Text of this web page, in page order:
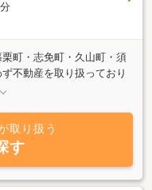
町・志免町・久山町・須
不動産を取り扱っており
タッフ一同一生懸命に誠
下さい！！
取り扱う
す